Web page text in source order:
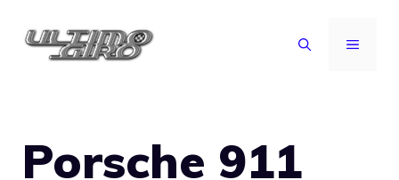
MENU
Porsche 911